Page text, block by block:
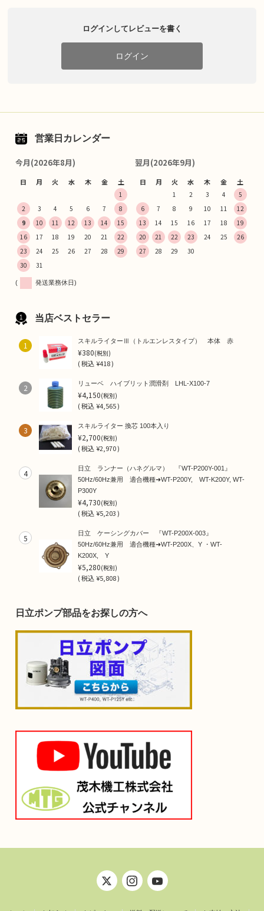
ログインしてレビューを書く
ログイン
営業日カレンダー
今月(2026年8月)
日 月 火 水 木 金 土
1
2
3 4 5 6 7
8
9
10 11 12 13 14
15
16
17 18 19 20 21
22
23
24 25 26 27 28
29
30
31
翌月(2026年9月)
日 月 火 水 木 金 土
1 2 3 4
5
6
7 8 9 10 11
12
13
14 15 16 17 18
19
20
21 22 23 24 25
26
27
28 29 30
( 発送業務休日)
当店ベストセラー
1 スキルライターⅢ（トルエンレスタイプ） 本体 赤
¥380(税別)
(税込¥418 )
2 リューベ ハイブリット潤滑剤 LHL-X100-7
¥4,150(税別)
(税込¥4,565 )
3 スキルライター 換芯 100本入り
¥2,700(税別)
(税込¥2,970 )
4
日立 ランナー（ハネグルマ） 『WT-P200Y-001』
50Hz/60Hz兼用 適合機種➜WT-P200Y, WT-K200Y, WT-
P300Y
¥4,730(税別)
(税込¥5,203 )
5
日立 ケーシングカバー 『WT-P200X-003』
50Hz/60Hz兼用 適合機種➜WT-P200X、Y ・WT-
K200X, Y
¥5,280(税別)
(税込¥5,808 )
日立ポンプ部品をお探しの方へ